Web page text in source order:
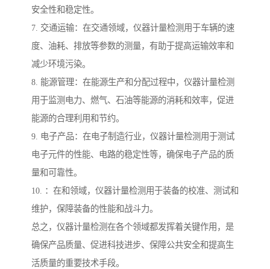
安全性和稳定性。
7. 交通运输：在交通领域，仪器计量检测用于车辆的速
度、油耗、排放等参数的测量，有助于提高运输效率和
减少环境污染。
8. 能源管理：在能源生产和分配过程中，仪器计量检测
用于监测电力、燃气、石油等能源的消耗和效率，促进
能源的合理利用和节约。
9. 电子产品：在电子制造行业，仪器计量检测用于测试
电子元件的性能、电路的稳定性等，确保电子产品的质
量和可靠性。
10. ：在和领域，仪器计量检测用于装备的校准、测试和
维护，保障装备的性能和战斗力。
总之，仪器计量检测在各个领域都发挥着关键作用，是
确保产品质量、促进科技进步、保障公共安全和提高生
活质量的重要技术手段。